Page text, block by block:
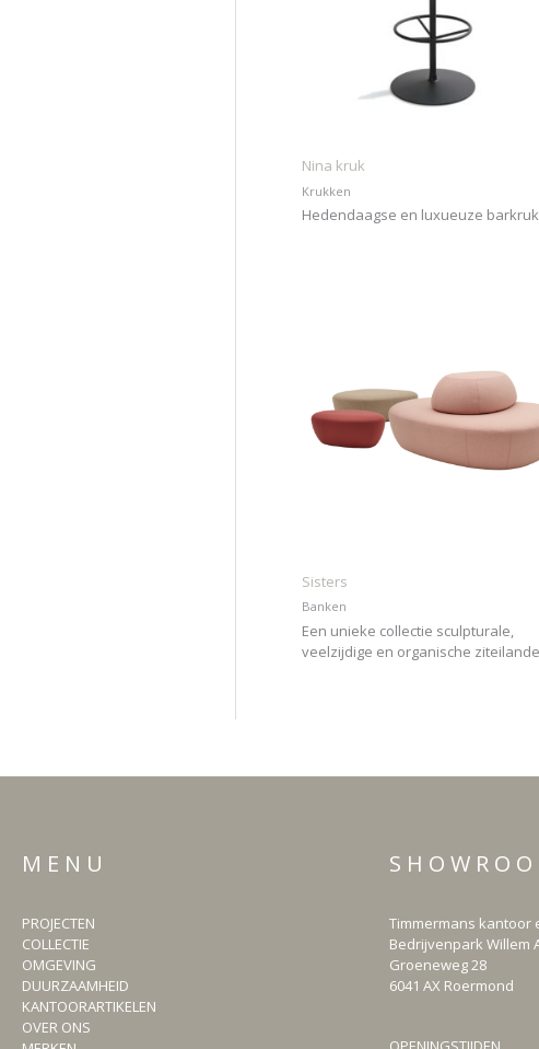
Nina kruk
Krukken
Hedendaagse en luxueuze barkruk
Sisters
Banken
Een unieke collectie sculpturale,
veelzijdige en organische
M E N U
PROJECTEN
COLLECTIE
OMGEVING
DUURZAAMHEID
KANTOORARTIKELEN
OVER ONS
S H O W R O O
Timmermans kantoor
Bedrijvenpark Willem
Groeneweg 28
6041 AX Roermond